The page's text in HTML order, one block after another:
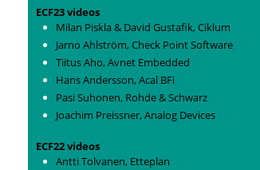
ECF23 videos
Milan Piskla & David Gustafik, Ciklum
Jarno Ahlström, Check Point Software
Tiitus Aho, Avnet Embedded
Hans Andersson, Acal BFi
Pasi Suhonen, Rohde & Schwarz
Joachim Preissner, Analog Devices
ECF22 videos
Antti Tolvanen, Etteplan